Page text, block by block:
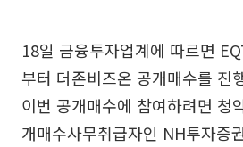
18일 금융투자업계에 따르면
부터 더존비즈온 공개매수를 진
이번 공개매수에 참여하려면 청
개매수사무취급자인 NH투자증